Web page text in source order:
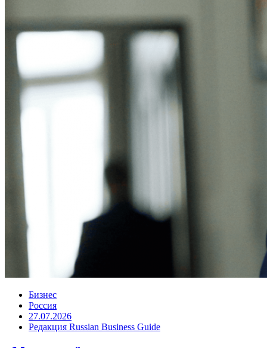
Бизнес
Россия
27.07.2026
Редакция Russian Business Guide